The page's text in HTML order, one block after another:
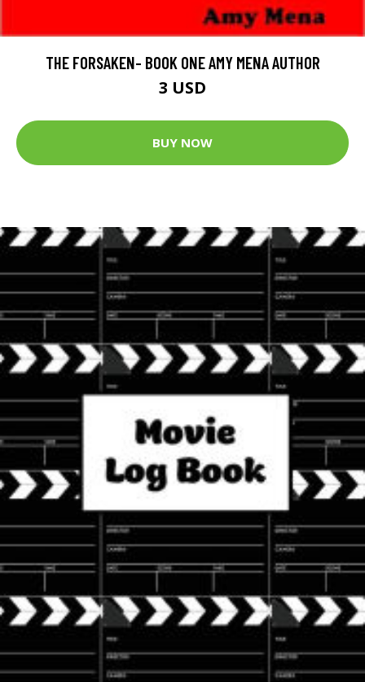
THE FORSAKEN- BOOK ONE AMY MENA AUTHOR
3 USD
BUY NOW